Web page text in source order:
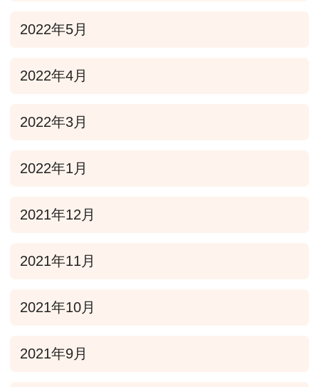
2022年5月
2022年4月
2022年3月
2022年1月
2021年12月
2021年11月
2021年10月
2021年9月